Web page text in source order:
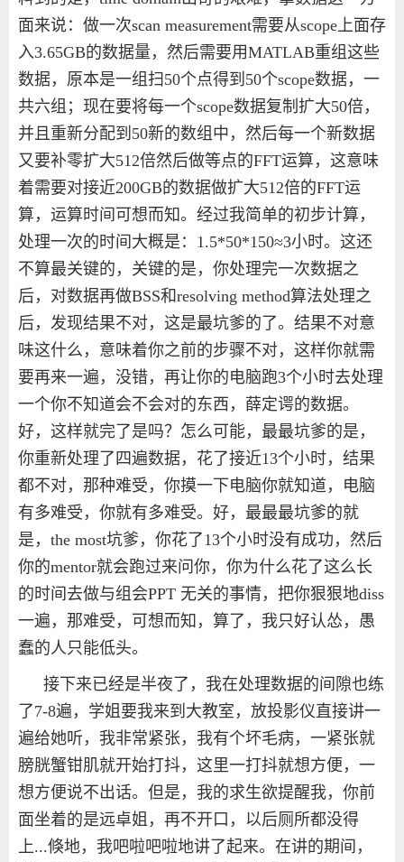
面来说：做一次scan measurement需要从scope 上面存
入3.65GB的数据量，然后需要用MATLAB重组这些
数据，原本是一组扫 50个点得到 50个scope数据，一
共六组；现在要将每一个scope数据复制扩大50倍，
并且重新分配到 50新的数组中，然后每一个新数据
又要补零扩大512倍然后做等点的FFT运算，这意味
着需要对接近200GB的数据做扩大512倍的FFT运
算，运算时间可想而知。经过我简单的初步计算，
处理一次的时间大概是： 1.5*50*150≈3小时。这还
不算最关键的，关键的是，你处理完一次数据之
后，对数据再做BSS和resolving method算法处理之
后，发现结果不对，这是最坑爹的了。结果不对意
味这什么，意味着你之前的步骤不对，这样你就需
要再来一遍，没错，再让你的电脑跑3个小时去处理
一个你不知道会不会对的东西，薛定谔的数据。
好，这样就完了是吗？怎么可能，最最坑爹的是，
你重新处理了四遍数据，花了接近13个小时，结果
都不对，那种难受，你摸一下电脑你就知道，电脑
有多难受，你就有多难受。好，最最最坑爹的就
是， the most坑爹，你花了13个小时没有成功，然后
你的mentor就会跑过来问你，你为什么花了这么长
的时间去做与组会PPT 无关的事情，把你狠狠地diss
一遍，那难受，可想而知，算了，我只好认怂，愚
蠢的人只能低头。
接下来已经是半夜了，我在处理数据的间隙也练
了7-8遍，学姐要我来到大教室，放投影仪直接讲一
遍给她听，我非常紧张，我有个坏毛病，一紧张就
膀胱蟹钳肌就开始打抖，这里一打抖就想方便，一
想方便说不出话。但是，我的求生欲提醒我，你前
面坐着的是远卓姐，再不开口，以后厕所都没得
上...倏地，我吧啦吧啦地讲了起来。在讲的期间，